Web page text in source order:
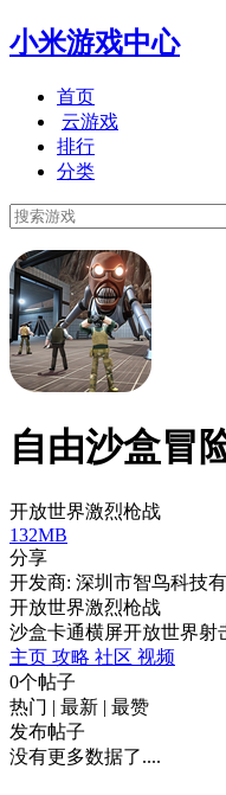
小米游戏中心
首页
云游戏
排行
分类
自由沙盒冒
开放世界激烈枪战
132MB
分享
开发商: 深圳市智鸟科技
开放世界激烈枪战
沙盒卡通横屏开放世界射
主页 攻略 社区 视频
0个帖子
热门 | 最新 | 最赞
发布帖子
没有更多数据了....